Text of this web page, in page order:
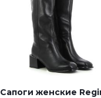
Сапоги женские